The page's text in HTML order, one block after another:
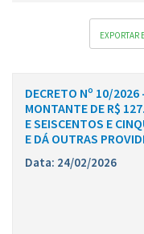
EXPORTAR
DECRETO Nº 10/2026
MONTANTE DE R$
E SEISCENTOS E
E DÁ OUTRAS
Data: 24/02/2026